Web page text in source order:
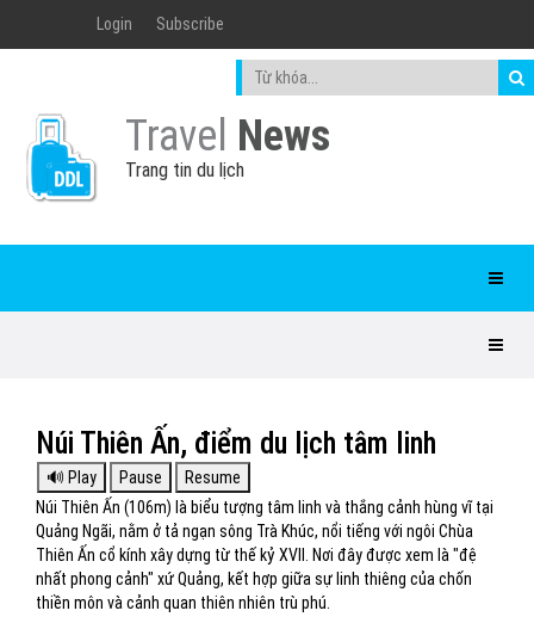
Login Subscribe
Travel News
Trang tin du lịch
Núi Thiên Ấn, điểm du lịch tâm linh
Núi Thiên Ấn (106m) là biểu tượng tâm linh và thắng cảnh hùng vĩ tại
Quảng Ngãi, nằm ở tả ngạn sông Trà Khúc, nổi tiếng với ngôi Chùa
Thiên Ấn cổ kính xây dựng từ thế kỷ XVII. Nơi đây được xem là "đệ
nhất phong cảnh" xứ Quảng, kết hợp giữa sự linh thiêng của chốn
thiền môn và cảnh quan thiên nhiên trù phú.